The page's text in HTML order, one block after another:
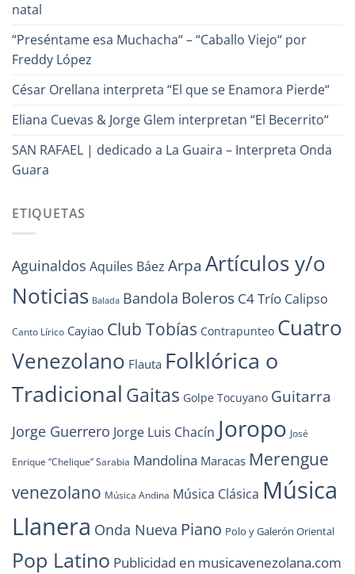
natal
“Preséntame esa Muchacha“ – “Caballo Viejo“ por
Freddy López
César Orellana interpreta “El que se Enamora Pierde“
Eliana Cuevas & Jorge Glem interpretan “El Becerrito“
SAN RAFAEL | dedicado a La Guaira – Interpreta Onda
Guara
ETIQUETAS
Aguinaldos Aquiles Báez Arpa Artículos y/o
Noticias Balada Bandola Boleros C4 Trío Calipso
Canto Lírico Cayiao Club Tobías Contrapunteo Cuatro
Venezolano Flauta Folklórica o
Tradicional Gaitas Golpe Tocuyano Guitarra
Jorge Guerrero Jorge Luis Chacín Joropo José
Enrique “Chelique” Sarabia Mandolina Maracas Merengue
venezolano Música Andina Música Clásica Música
Llanera Onda Nueva Piano Polo y Galerón Oriental
Pop Latino Publicidad en musicavenezolana.com